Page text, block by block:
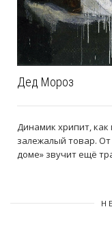
Дед Мороз
Динамик хрипит,
залежалый товар.
доме» звучит ещё